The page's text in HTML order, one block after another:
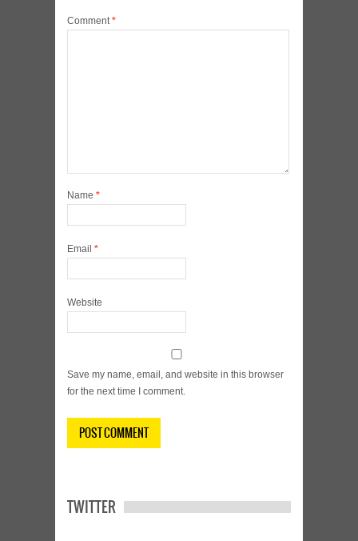
Comment*
Name *
Email *
Website
Save my name, email, and website in this browser
for the next time I comment.
TWITTER